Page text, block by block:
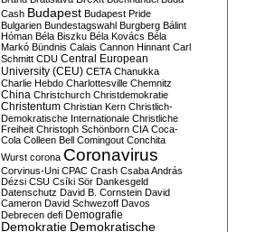
Cash Budapest Budapest Pride
Bulgarien Bundestagswahl Burgberg Bálint
Hóman Béla Biszku Béla Kovács Béla
Markó Bündnis Calais Cannon Hinnant Carl
Schmitt CDU Central European
University (CEU) CETA Chanukka
Charlie Hebdo Charlottesville Chemnitz
China Christchurch Christdemokratie
Christentum Christian Kern Christlich-
Demokratische Internationale Christliche
Freiheit Christoph Schönborn CIA Coca-
Cola Colleen Bell Comingout Conchita
Wurst corona Coronavirus
Corvinus-Uni CPAC Crash Csaba András
Dézsi CSU Csíki Sör Dankesgeld
Datenschutz David B. Cornstein David
Cameron David Schwezoff Davos
Debrecen defi Demografie
Demokratie Demokratische